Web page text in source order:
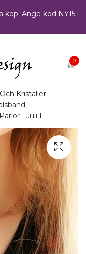
köp! Ange kod NY15 i
0
Kristaller
- Juli L